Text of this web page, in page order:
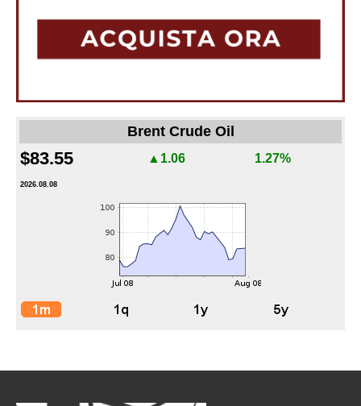
Brent Crude Oil
$83.55 ▲1.06 1.27%
2026.08.08